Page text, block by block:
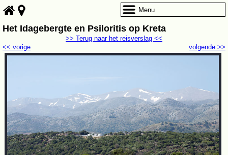
Het Idagebergte en Psiloritis op Kreta
volgende >>
<< vorige
>> Terug naar het reisverslag <<
Menu